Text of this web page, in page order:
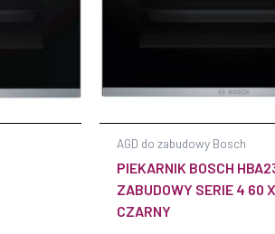
AGD do zabudowy Bosch
PIEKARNIK BOSCH
ZABUDOWY SERIE 4 60
CZARNY